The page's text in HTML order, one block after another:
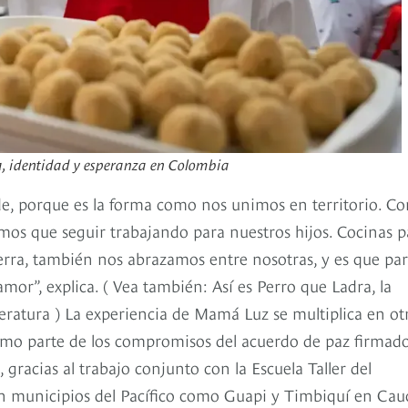
identidad y esperanza en Colombia
porque es la forma como nos unimos en territorio.
que seguir trabajando para nuestros hijos. Cocinas
también nos abrazamos entre nosotras, y es que
explica. ( Vea también: Así es Perro que Ladra, la
) La experiencia de Mamá Luz se multiplica en
parte de los compromisos del acuerdo de paz
al trabajo conjunto con la Escuela Taller del
municipios del Pacífico como Guapi y Timbiquí en